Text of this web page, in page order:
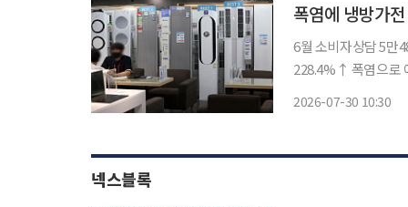
폭염에 냉방가
6월 소비자상담 5만
228.4%↑ 폭염으로 에어컨과 선풍기 등 냉방가전 수요가 늘면서 관련 소비자상담도 두 배 이
2026-07-30 10:30
넥스블록